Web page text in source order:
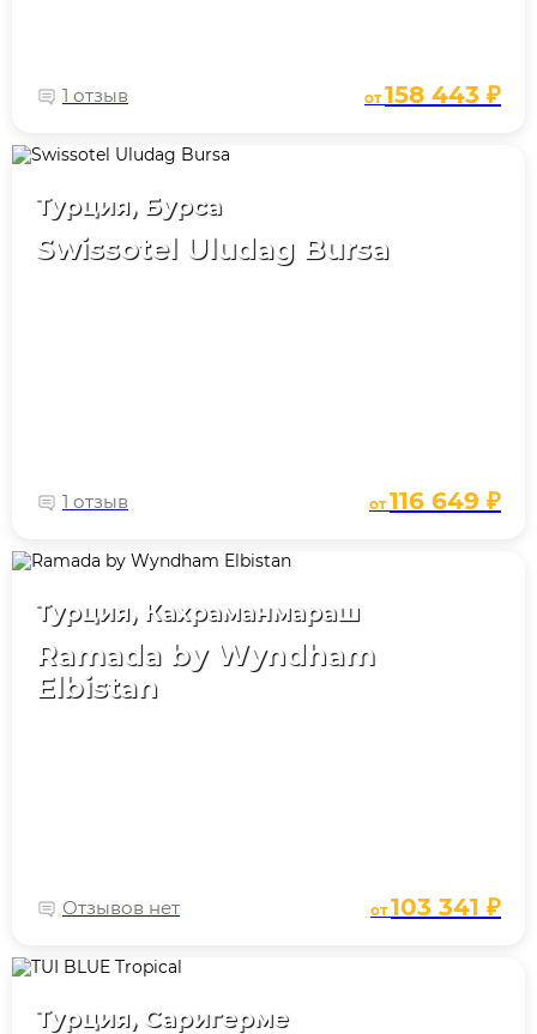
1 отзыв от158 443 ₽
Турция, Бурса
Swissotel Uludag Bursa
1 отзыв от116 649 ₽
Турция, Кахраманмараш
Ramada by Wyndham
Elbistan
Отзывов нет от103 341 ₽
Турция, Саригерме